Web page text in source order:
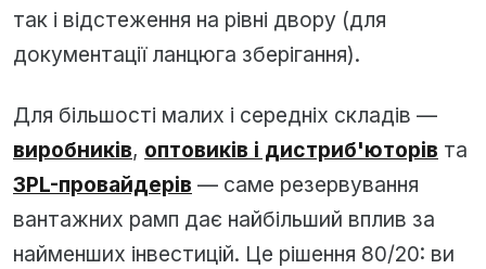
так і відстеження на рівні двору (для
документації ланцюга зберігання).
Для більшості малих і середніх складів —
виробників, оптовиків і дистриб'юторів та
3PL-провайдерів — саме резервування
вантажних рамп дає найбільший вплив за
найменших інвестицій. Це рішення 80/20: ви